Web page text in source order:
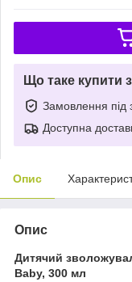
Що таке купити
Замовлення під
Доступна
Опис
Опис
Дитячий
Baby, 300 мл